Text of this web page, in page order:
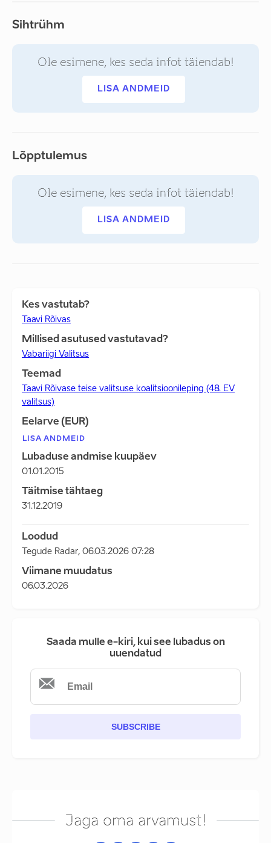
Sihtrühm
Ole esimene, kes seda infot täiendab!
LISA ANDMEID
Lõpptulemus
Ole esimene, kes seda infot täiendab!
LISA ANDMEID
Kes vastutab?
Taavi Rõivas
Millised asutused vastutavad?
Vabariigi Valitsus
Teemad
Taavi Rõivase teise valitsuse koalitsioonileping (48. EV
valitsus)
Eelarve (EUR)
LISA ANDMEID
Lubaduse andmise kuupäev
01.01.2015
Täitmise tähtaeg
31.12.2019
Loodud
Tegude Radar, 06.03.2026 07:28
Viimane muudatus
06.03.2026
Saada mulle e-kiri, kui see lubadus on
uuendatud
SUBSCRIBE
Jaga oma arvamust!